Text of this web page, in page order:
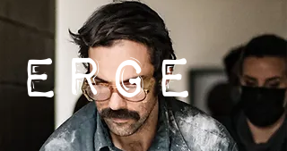
erge